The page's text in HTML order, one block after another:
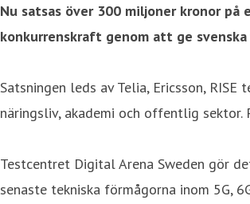
Nu satsas över 300 miljoner kronor
konkurrenskraft genom att ge
Satsningen leds av Telia, Ericsson,
näringsliv, akademi och offentlig sektor.
Testcentret Digital Arena Sweden gör
senaste tekniska förmågorna inom